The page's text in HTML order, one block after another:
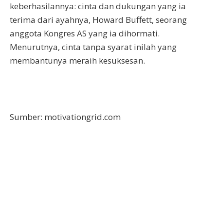
keberhasilannya: cinta dan dukungan yang ia
terima dari ayahnya, Howard Buffett, seorang
anggota Kongres AS yang ia dihormati.
Menurutnya, cinta tanpa syarat inilah yang
membantunya meraih kesuksesan.
Sumber: motivationgrid.com